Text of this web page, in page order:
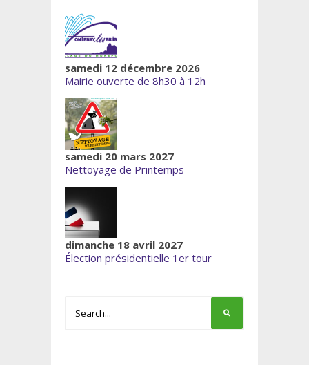
samedi 12 décembre 2026
Mairie ouverte de 8h30 à 12h
samedi 20 mars 2027
Nettoyage de Printemps
dimanche 18 avril 2027
Élection présidentielle 1er tour